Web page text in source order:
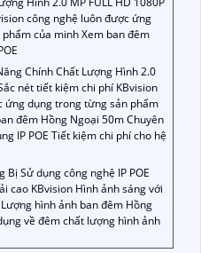
công nghệ luôn được ứng
của minh Xem ban đêm
Chính Chất Lượng Hình 2.0
nét tiết kiệm chi phí KBvision
ứng dụng trong từng sản phẩm
đêm Hồng Ngoại 50m Chuyên
IP POE Tiết kiệm chi phí cho hệ
Bị Sử dụng công nghệ IP POE
cao KBvision Hình ảnh sáng với
hình ảnh ban đêm Hồng
về đêm chất lượng hình ảnh